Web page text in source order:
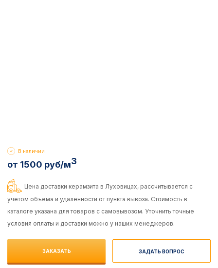
от 1500 руб/м3
В наличии
Цена доставки керамзита в Луховицах, рассчитывается с
учетом объема и удаленности от пункта вывоза. Стоимость в
каталоге указана для товаров с самовывозом. Уточнить точные
условия оплаты и доставки можно у наших менеджеров.
ЗАКАЗАТЬ ЗАДАТЬ ВОПРОС